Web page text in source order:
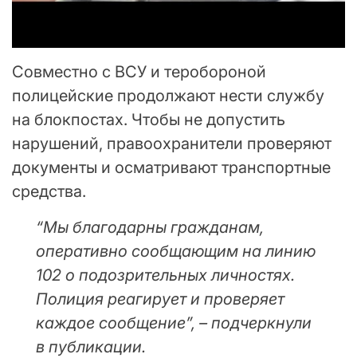
Совместно с ВСУ и теробороной
полицейские продолжают нести службу
на блокпостах. Чтобы не допустить
нарушений, правоохранители проверяют
документы и осматривают транспортные
средства.
“Мы благодарны гражданам,
оперативно сообщающим на линию
102 о подозрительных личностях.
Полиция реагирует и проверяет
каждое сообщение”, – подчеркнули
в публикации.